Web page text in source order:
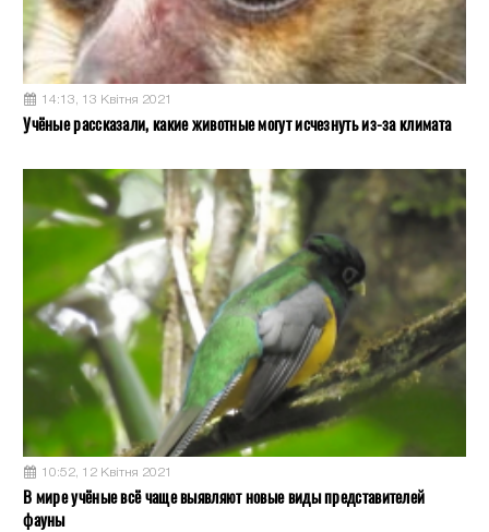
14:13, 13 Квітня 2021
Учёные рассказали, какие животные могут исчезнуть из-за климата
10:52, 12 Квітня 2021
В мире учёные всё чаще выявляют новые виды представителей
фауны